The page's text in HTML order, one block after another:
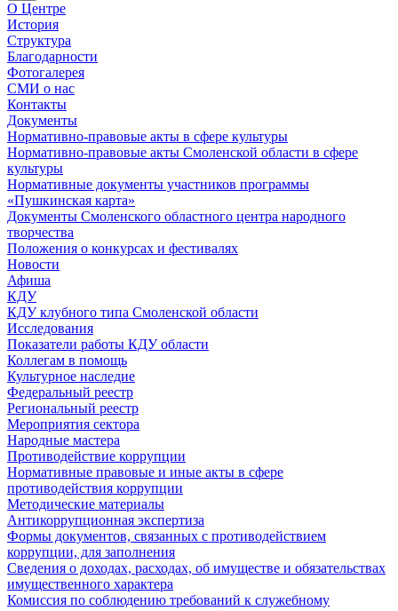
О Центре
История
Структура
Благодарности
Фотогалерея
СМИ о нас
Контакты
Документы
Нормативно-правовые акты в сфере культуры
Нормативно-правовые акты Смоленской области в сфере
культуры
Нормативные документы участников программы
«Пушкинская карта»
Документы Смоленского областного центра народного
творчества
Положения о конкурсах и фестивалях
Новости
Афиша
КДУ
КДУ клубного типа Смоленской области
Исследования
Показатели работы КДУ области
Коллегам в помощь
Культурное наследие
Федеральный реестр
Региональный реестр
Мероприятия сектора
Народные мастера
Противодействие коррупции
Нормативные правовые и иные акты в сфере
противодействия коррупции
Методические материалы
Антикоррупционная экспертиза
Формы документов, связанных с противодействием
коррупции, для заполнения
Сведения о доходах, расходах, об имуществе и обязательствах
имущественного характера
Комиссия по соблюдению требований к служебному